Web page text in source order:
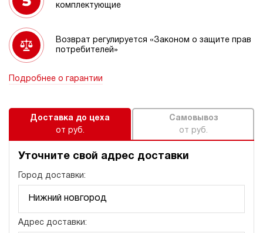
комплектующие
Возврат регулируется «Законом о защите прав
потребителей»
Подробнее о гарантии
Доставка до цеха
от руб.
Самовывоз
от руб.
Уточните свой адрес доставки
Город доставки:
Адрес доставки: